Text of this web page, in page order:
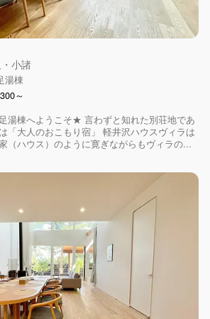
小諸
湯棟
～
湯棟へようこそ★ 言わずと知れた別荘地であ
「大人のおこもり宿」 軽井沢ハウスヴィラは
（ハウス）のように寛ぎながらもヴィラの...